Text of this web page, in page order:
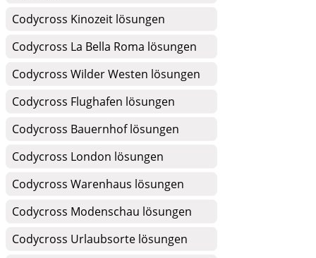
Codycross Kinozeit lösungen
Codycross La Bella Roma lösungen
Codycross Wilder Westen lösungen
Codycross Flughafen lösungen
Codycross Bauernhof lösungen
Codycross London lösungen
Codycross Warenhaus lösungen
Codycross Modenschau lösungen
Codycross Urlaubsorte lösungen